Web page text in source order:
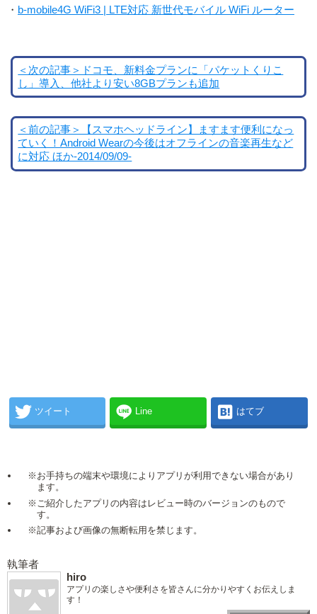
・ b-mobile4G WiFi3 | LTE対応 新世代モバイル WiFi ルーター
＜次の記事＞ドコモ、新料金プランに「パケットくりこ
し」導入、他社より安い8GBプランも追加
＜前の記事＞【スマホヘッドライン】ますます便利になっ
ていく！Android Wearの今後はオフラインの音楽再生など
に対応 ほか-2014/09/09-
ツイート Line はてブ
※お手持ちの端末や環境によりアプリが利用できない場合があり
ます。
※ご紹介したアプリの内容はレビュー時のバージョンのもので
す。
※記事および画像の無断転用を禁じます。
執筆者
hiro
アプリの楽しさや便利さを皆さんに分かりやすくお伝えしま
す！